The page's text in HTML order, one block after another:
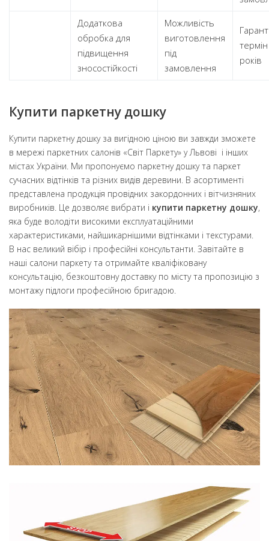
Додаткова
обробка для
підвищення
зносостійкості
Можливість
виготовлення
під
замовлення
років
Купити паркетну дошку
Купити паркетну дошку за вигідною ціною ви завжди зможете
в мережі паркетних салонів «Світ Паркету» у Львові і інших
містах України. Ми пропонуємо паркетну дошку та паркет
сучасних відтінків та різних видів деревини. В асортименті
представлена продукція провідних закордонних і вітчизняних
виробників. Це дозволяє вибрати і купити паркетну дошку,
яка буде володіти високими експлуатаційними
характеристиками, найшикарнішими відтінками і текстурами.
В нас великий вібір і професійні консультанти. Завітайте в
наші салони паркету та отримайте кваліфіковану
консультацію, безкоштовну доставку по місту та пропозицію з
монтажу підлоги професійною бригадою.